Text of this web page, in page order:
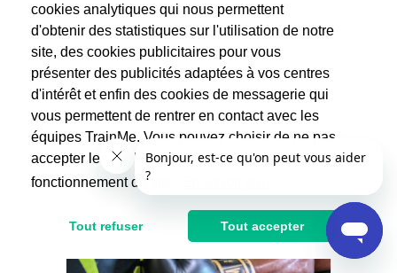
65€ 32.5€
Après réduction d'impôts
cookies analytiques qui nous permettent
d'obtenir des statistiques sur l'utilisation de notre
site, des cookies publicitaires pour vous
présenter des publicités adaptées à vos centres
d'intérêt et enfin des cookies de messagerie qui
vous permettent de rentrer en contact avec les
équipes TrainMe. Vous pouvez choisir de ne pas
accepter les cookies non indispensables au
fonctionnement du site.
Tout refuser Tout accepter